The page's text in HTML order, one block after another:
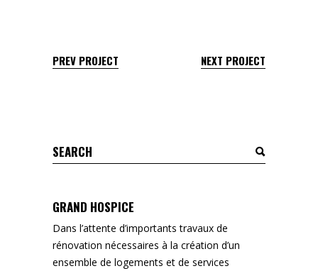
PREV PROJECT NEXT PROJECT
Search
for:
GRAND HOSPICE
Dans l’attente d’importants travaux de
rénovation nécessaires à la création d’un
ensemble de logements et de services